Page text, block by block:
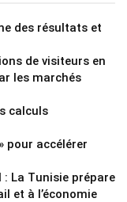
des résultats et
de visiteurs en
les marchés
calculs
pour accélérer
La Tunisie prépare
et à l’économie